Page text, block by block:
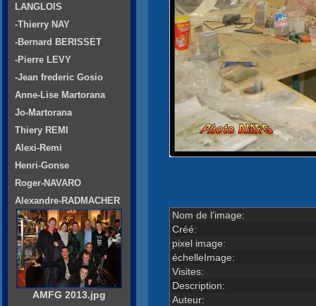
Nom de l'image:
Créé:
pixel image:
échelleImage:
Visites:
Description:
Auteur:
LANGLOIS
-Thierry NAY
-Bernard BERISSET
-Pierre LEVY
-Jean frederic Gosio
Anne-Lise Martorana
Jo-Martorana
Thiery REMI
Alexi-Remi
Henri-Gonse
Roger-NAVARO
Alexandre-RADMACHER
AMFG 2013.jpg